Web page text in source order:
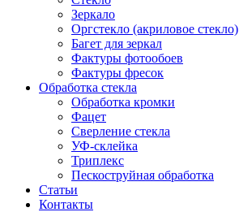
Зеркало
Оргстекло (акриловое стекло)
Багет для зеркал
Фактуры фотообоев
Фактуры фресок
Обработка стекла
Обработка кромки
Фацет
Сверление стекла
УФ-склейка
Триплекс
Пескоструйная обработка
Статьи
Контакты